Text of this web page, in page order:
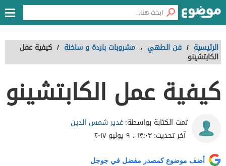
الرئيسية / فن الطهي ، مشروبات باردة و ساخنة / كيفية عمل
الكابتشينو
كيفية عمل الكابتشينو
تمت الكتابة بواسطة:غدير شمس الدين
آخر تحديث:١٣:٠٣ ، ٩ يوليو ٢٠١٧
أضف موضوع كمصدر مفضل في جوجل